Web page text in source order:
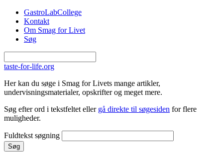
Gå til hovedindhold
GastroLabCollege
Kontakt
Om Smag for Livet
Søg
taste-for-life.org
Her kan du søge i Smag for Livets mange artikler,
undervisningsmaterialer, opskrifter og meget mere.
Søg efter ord i tekstfeltet eller gå direkte til søgesiden for flere
muligheder.
Fuldtekst søgning